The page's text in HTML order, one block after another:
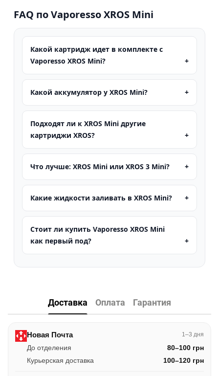
FAQ по Vaporesso XROS Mini
Какой картридж идет в комплекте с
Vaporesso XROS Mini?
Какой аккумулятор у XROS Mini?
Подходят ли к XROS Mini другие
картриджи XROS?
Что лучше: XROS Mini или XROS 3 Mini?
Какие жидкости заливать в XROS Mini?
Стоит ли купить Vaporesso XROS Mini
как первый под?
Доставка Оплата Гарантия
Новая Почта 1–3 дня
До отделения
80–100 грн
Курьерская доставка
100–120 грн